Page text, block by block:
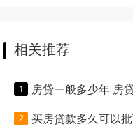
相关推荐
房贷一般多少年 房
买房贷款多久可以